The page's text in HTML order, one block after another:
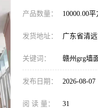
产品数量： 10000.00平
发货地址： 广东省清
关键词： 赣州grg墙
发布日期： 2026-08-07
阅 读 量： 31